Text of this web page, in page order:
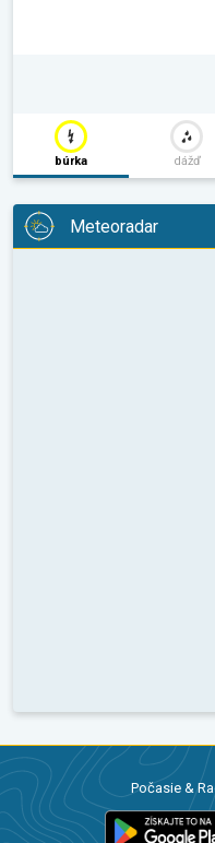
búrka dážď
Meteoradar
Počasie &